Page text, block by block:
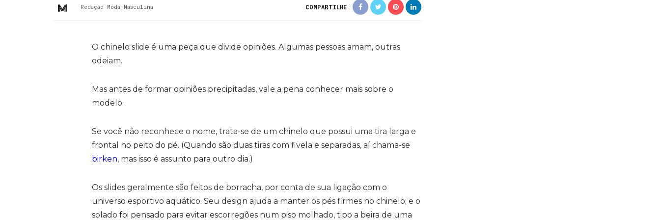
Redação Moda Masculina COMPARTILHE
O chinelo slide é uma peça que divide opiniões. Algumas pessoas amam, outras
odeiam.
Mas antes de formar opiniões precipitadas, vale a pena conhecer mais sobre o
modelo.
Se você não reconhece o nome, trata-se de um chinelo que possui uma tira larga e
frontal no peito do pé. (Quando são duas tiras com fivela e separadas, aí chama-se
birken, mas isso é assunto para outro dia.)
Os slides geralmente são feitos de borracha, por conta de sua ligação com o
universo esportivo aquático. Seu design ajuda a manter os pés firmes no chinelo; e o
solado foi pensado para evitar escorregões num piso molhado, tipo a beira de uma